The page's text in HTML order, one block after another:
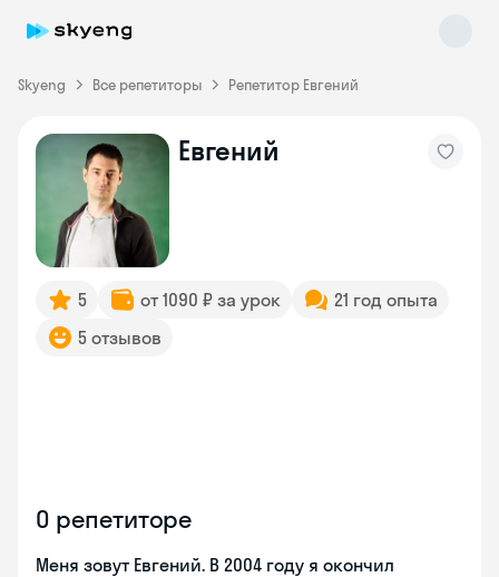
Skyeng Все репетиторы Репетитор Евгений
Евгений
5 от 1090 ₽ за урок
21 год опыта
5 отзывов
О репетиторе
Меня зовут Евгений. В 2004 году я окончил
Skyeng Chat
online